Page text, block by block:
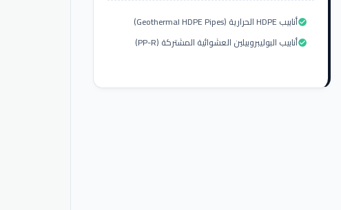
أنابيب HDPE الحرارية (Geothermal HDPE Pipes)check_circle
أنابيب البوليبروبيلين العشوائية المشتركة (PP-R)check_circle